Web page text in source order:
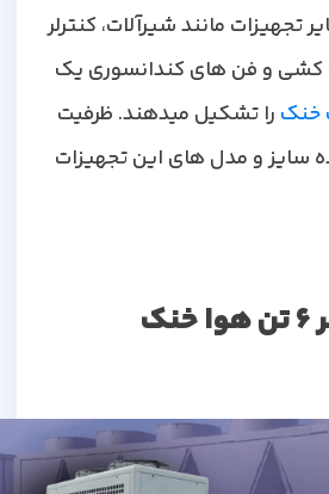
مانند شیرآلات، کنترلر
و فن های کندانسوری یک
را تشکیل میدهند. ظرفیت
و مدل های این تجهیزات